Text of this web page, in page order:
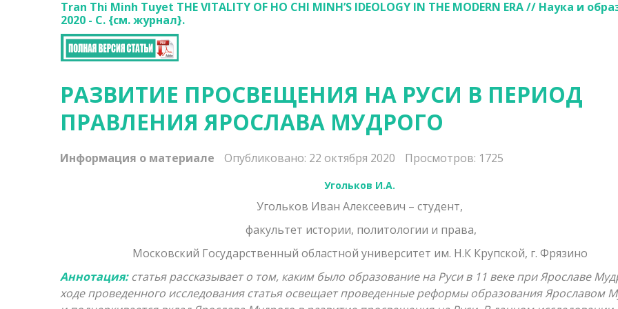
Tran Thi Minh Tuyet THE VITALITY OF HO CHI MINH’S IDEOLOGY IN THE MODERN ERA// Наука и
2020 - С. {см. журнал}.
РАЗВИТИЕ ПРОСВЕЩЕНИЯ НА РУСИ В ПЕРИОД
ПРАВЛЕНИЯ ЯРОСЛАВА МУДРОГО
Информация о материале Опубликовано: 22 октября 2020 Просмотров: 1725
Угольков И.А.
Угольков Иван Алексеевич – студент,
факультет истории, политологии и права,
Московский Государственный областной университет им. Н.К Крупской, г. Фрязино
Аннотация:статья рассказывает о том, каким было образование на Руси в 11 веке при Ярославе
ходе проведенного исследования статья освещает проведенные реформы образования Ярославом